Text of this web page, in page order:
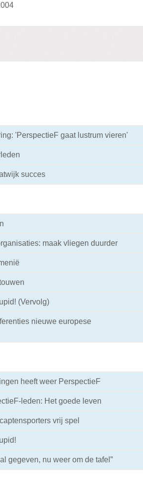
'PerspectieF gaat lustrum vieren'
succes
maak vliegen duurder
(Vervolg)
nieuwe europese
heeft weer PerspectieF
leden: Het goede leven
vrij spel
gegeven, nu weer om de tafel”